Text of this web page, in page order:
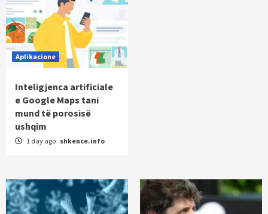
Aplikacione
Inteligjenca artificiale
e Google Maps tani
mund të porosisë
ushqim
1 day ago shkence.info